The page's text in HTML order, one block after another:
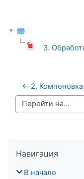
3.
← 2. Компоновка
Перейти на...
Навигация
В начало